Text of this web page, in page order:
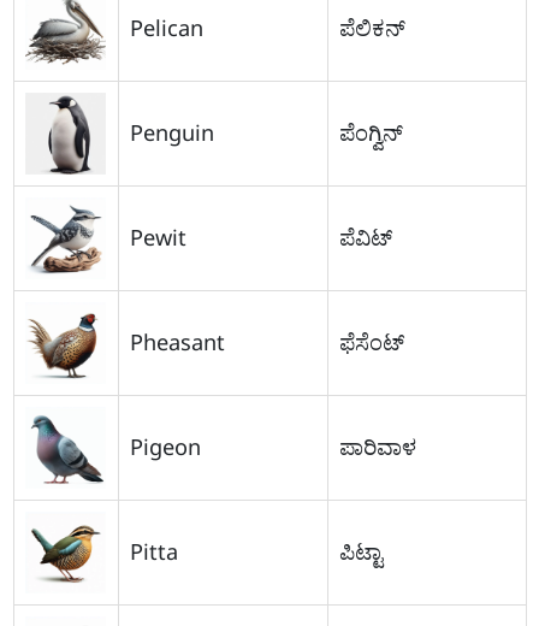
Pelican ಪೆಲಿಕನ್
Penguin ಪೆಂಗ್ವಿನ್
Pewit ಪೆವಿಟ್
Pheasant ಫೆಸೆಂಟ್
Pigeon ಪಾರಿವಾಳ
Pitta ಪಿಟ್ಟಾ